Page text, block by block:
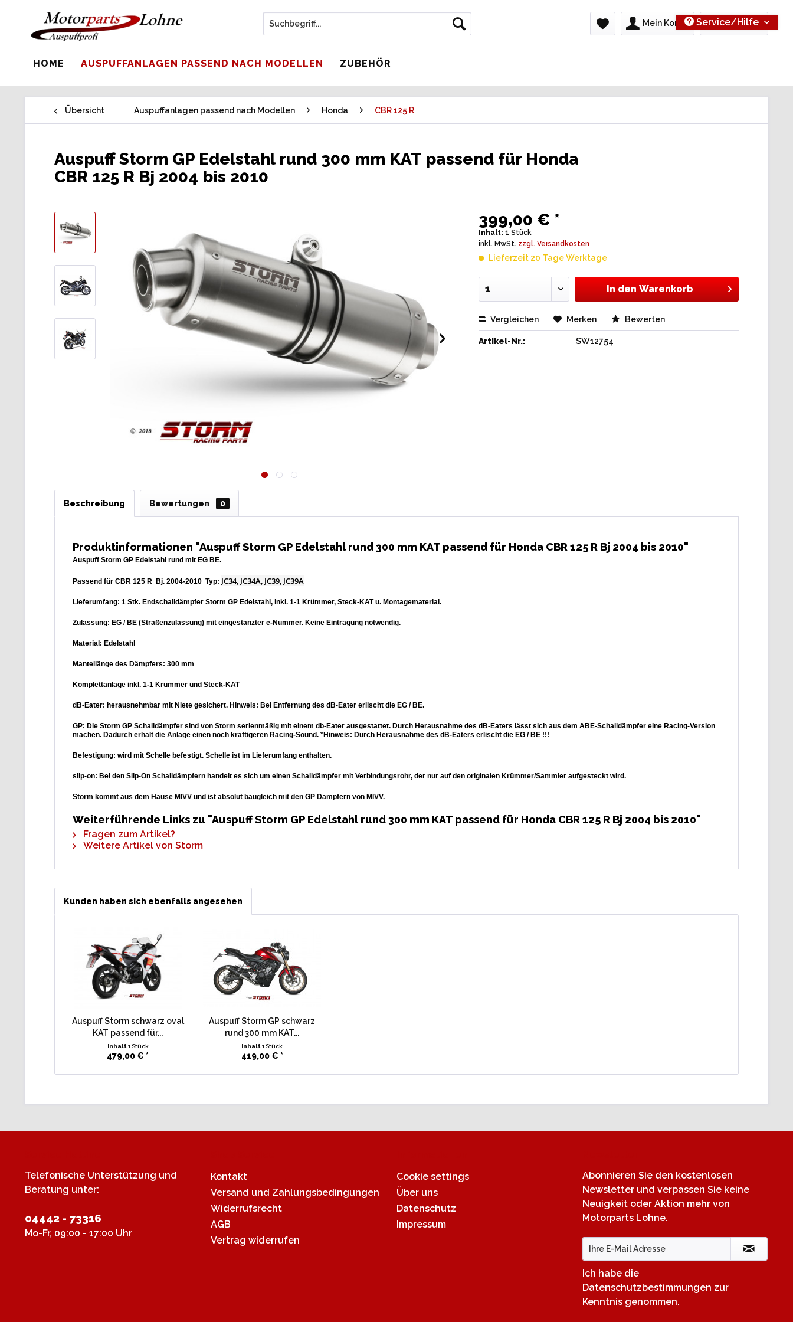
Service/Hilfe
Mein Konto 0,00 € *
HOME AUSPUFFANLAGEN PASSEND NACH MODELLEN ZUBEHÖR
Übersicht Auspuffanlagen passend nach Modellen Honda CBR 125 R
Auspuff Storm GP Edelstahl rund 300 mm KAT passend für Honda
CBR 125 R Bj 2004 bis 2010
399,00 € *
Inhalt:1 Stück
inkl. MwSt. zzgl. Versandkosten
Lieferzeit 20 Tage Werktage
In den Warenkorb
Vergleichen Merken Bewerten
Artikel-Nr.: SW12754
Beschreibung Bewertungen 0
Produktinformationen "Auspuff Storm GP Edelstahl rund 300 mm KAT passend für Honda CBR 125 R Bj 2004 bis 2010"
Auspuff Storm GP Edelstahl rund mit EG BE.
Passend für CBR 125 R Bj. 2004-2010 Typ: JC34, JC34A, JC39, JC39A
Lieferumfang: 1 Stk. Endschalldämpfer Storm GP Edelstahl, inkl. 1-1 Krümmer, Steck-KAT u. Montagematerial.
Zulassung: EG / BE (Straßenzulassung) mit eingestanzter e-Nummer. Keine Eintragung notwendig.
Material: Edelstahl
Mantellänge des Dämpfers: 300 mm
Komplettanlage inkl. 1-1 Krümmer und Steck-KAT
dB-Eater: herausnehmbar mit Niete gesichert. Hinweis: Bei Entfernung des dB-Eater erlischt die EG / BE.
GP: Die Storm GP Schalldämpfer sind von Storm serienmäßig mit einem db-Eater ausgestattet. Durch Herausnahme des dB-Eaters lässt sich aus dem ABE-Schalldämpfer eine Racing-Version
machen. Dadurch erhält die Anlage einen noch kräftigeren Racing-Sound. *Hinweis: Durch Herausnahme des dB-Eaters erlischt die EG / BE !!!
Befestigung: wird mit Schelle befestigt. Schelle ist im Lieferumfang enthalten.
slip-on: Bei den Slip-On Schalldämpfern handelt es sich um einen Schalldämpfer mit Verbindungsrohr, der nur auf den originalen Krümmer/Sammler aufgesteckt wird.
Storm kommt aus dem Hause MIVV und ist absolut baugleich mit den GP Dämpfern von MIVV.
Weiterführende Links zu "Auspuff Storm GP Edelstahl rund 300 mm KAT passend für Honda CBR 125 R Bj 2004 bis 2010"
Fragen zum Artikel?
Weitere Artikel von Storm
Kunden haben sich ebenfalls angesehen
Auspuff Storm schwarz oval
KAT passend für...
Inhalt 1 Stück
479,00 € *
Auspuff Storm GP schwarz
rund 300 mm KAT...
Inhalt1 Stück
419,00 € *
Telefonische Unterstützung und
Beratung unter:
04442 - 73316
Mo-Fr, 09:00 - 17:00 Uhr
Kontakt
Versand und Zahlungsbedingungen
Widerrufsrecht
AGB
Vertrag widerrufen
Cookie settings
Über uns
Datenschutz
Impressum
Abonnieren Sie den kostenlosen
Newsletter und verpassen Sie keine
Neuigkeit oder Aktion mehr von
Motorparts Lohne.
Ich habe die
Datenschutzbestimmungen zur
Kenntnis genommen.